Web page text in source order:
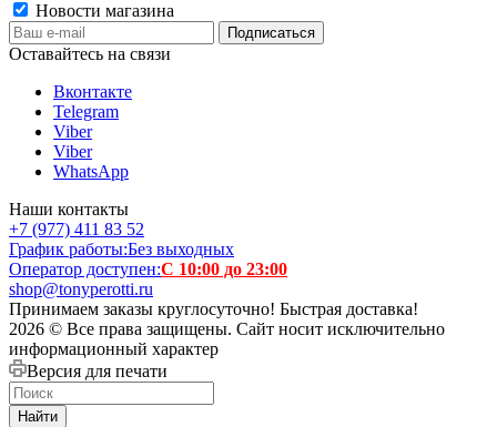
Новости магазина
Оставайтесь на связи
Вконтакте
Telegram
Viber
Viber
WhatsApp
Наши контакты
+7 (977) 411 83 52
График работы:Без выходных
Оператор доступен:С 10:00 до 23:00
shop@tonyperotti.ru
Принимаем заказы круглосуточно! Быстрая доставка!
2026 © Все права защищены. Сайт носит исключительно
информационный характер
Версия для печати
Найти